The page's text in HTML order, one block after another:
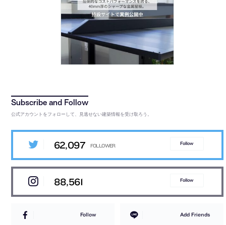
公式アカウントをフォローして、見逃せない建築情報を受け取ろう。
62,097 Follow
88,561 Follow
Follow Add Friends